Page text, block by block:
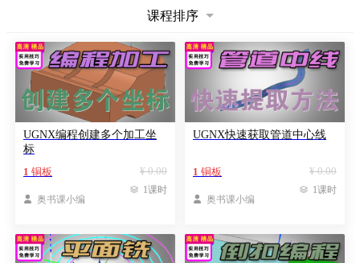
课程排序
UGNX编程创建多个加工坐
标
¥ 0.00
1 铜板
 奥书课小编
 1课时
UGNX快速获取管道中心线
¥ 0.00
1 铜板
 奥书课小编
 1课时